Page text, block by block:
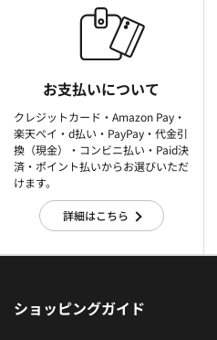
お支払いについて
クレジットカード・Amazon Pay・
楽天ぺイ・d払い・PayPay・代金引
換（現金）・コンビニ払い・Paid決
済・ポイント払いからお選びいただ
けます。
詳細はこちら
ショッピングガイド